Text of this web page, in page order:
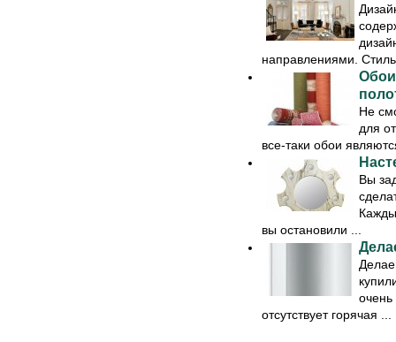
направлениями.
Не
для
все-таки обои
Вы
вы остановили ...
отсутствует горячая ...